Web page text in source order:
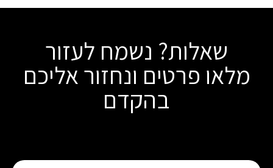
שאלות? נשמח לעזור
מלאו פרטים ונחזור אליכם
בהקדם